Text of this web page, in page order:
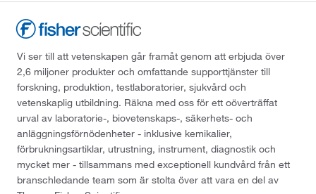
Vi ser till att vetenskapen går framåt genom att erbjuda över
2,6 miljoner produkter och omfattande supporttjänster till
forskning, produktion, testlaboratorier, sjukvård och
vetenskaplig utbildning. Räkna med oss för ett oöverträffat
urval av laboratorie-, biovetenskaps-, säkerhets- och
anläggningsförnödenheter - inklusive kemikalier,
förbrukningsartiklar, utrustning, instrument, diagnostik och
mycket mer - tillsammans med exceptionell kundvård från ett
branschledande team som är stolta över att vara en del av